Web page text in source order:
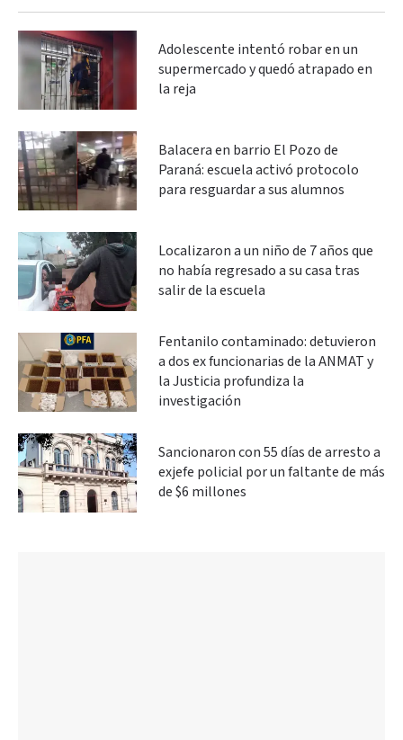
Adolescente intentó robar en un
supermercado y quedó atrapado en
la reja
Balacera en barrio El Pozo de
Paraná: escuela activó protocolo
para resguardar a sus alumnos
Localizaron a un niño de 7 años que
no había regresado a su casa tras
salir de la escuela
Fentanilo contaminado: detuvieron
a dos ex funcionarias de la ANMAT y
la Justicia profundiza la
investigación
Sancionaron con 55 días de arresto a
exjefe policial por un faltante de más
de $6 millones